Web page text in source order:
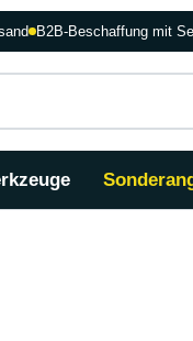
B2B-Beschaffung mit